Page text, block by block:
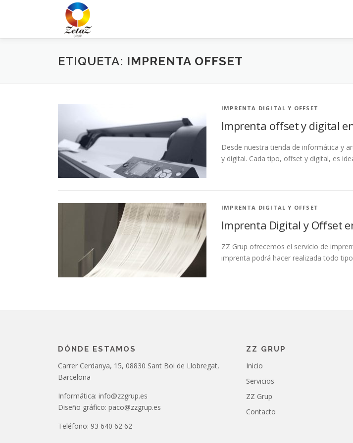
ETIQUETA: IMPRENTA OFFSET
IMPRENTA DIGITAL Y OFFSET
Imprenta offset y digital
Desde nuestra tienda de informática y
y digital. Cada tipo, offset y digital, es
IMPRENTA DIGITAL Y OFFSET
Imprenta Digital y Offset
ZZ Grup ofrecemos el servicio de
imprenta podrá hacer realizada todo
DÓNDE ESTAMOS
Carrer Cerdanya, 15, 08830 Sant Boi de Llobregat,
Barcelona
Informática: info@zzgrup.es
Diseño gráfico: paco@zzgrup.es
Teléfono: 93 640 62 62
ZZ GRUP
Inicio
Servicios
ZZ Grup
Contacto